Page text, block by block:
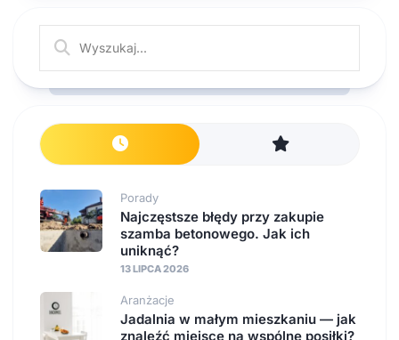
Porady
Najczęstsze błędy przy zakupie
szamba betonowego. Jak ich
uniknąć?
13 LIPCA 2026
Aranżacje
Jadalnia w małym mieszkaniu — jak
znaleźć miejsce na wspólne posiłki?